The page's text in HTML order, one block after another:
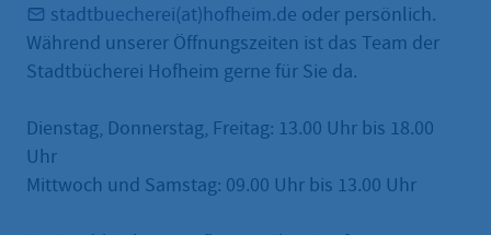
stadtbuecherei(at)hofheim.de oder persönlich.
Während unserer Öffnungszeiten ist das Team der
Stadtbücherei Hofheim gerne für Sie da.
Dienstag, Donnerstag, Freitag: 13.00 Uhr bis 18.00
Uhr
Mittwoch und Samstag: 09.00 Uhr bis 13.00 Uhr